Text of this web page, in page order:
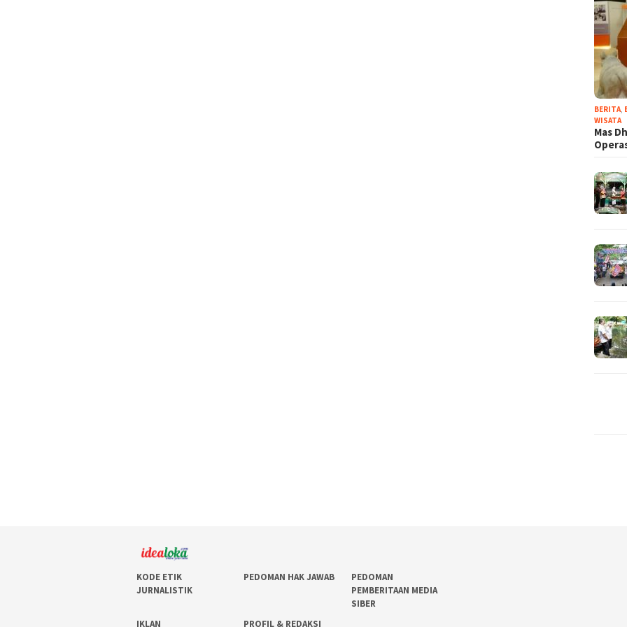
BERITA,
WISATA
Mas
KODE ETIK
JURNALISTIK
PEDOMAN HAK JAWAB
PEDOMAN
PEMBERITAAN MEDIA
SIBER
IKLAN
PROFIL & REDAKSI